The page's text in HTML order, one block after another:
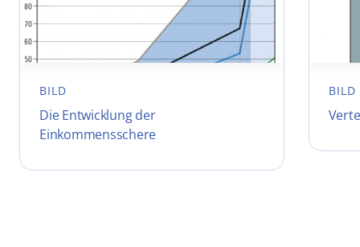
BILD
Die Entwicklung der
Einkommensschere
BILD